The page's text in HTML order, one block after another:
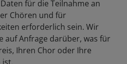
für die Teilnahme an
Chören und für
erforderlich sein. Wir
auf Anfrage darüber, was für
Ihren Chor oder Ihre